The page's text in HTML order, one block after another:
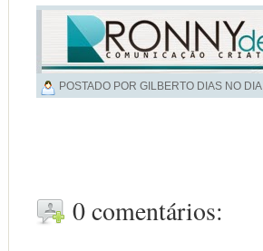
POSTADO POR GILBERTO DIAS NO DIA
0 comentários: